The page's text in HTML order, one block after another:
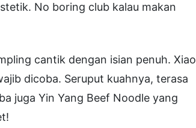
No boring club kalau makan
cantik dengan isian penuh. Xiao
dicoba. Seruput kuahnya, terasa
juga Yin Yang Beef Noodle yang